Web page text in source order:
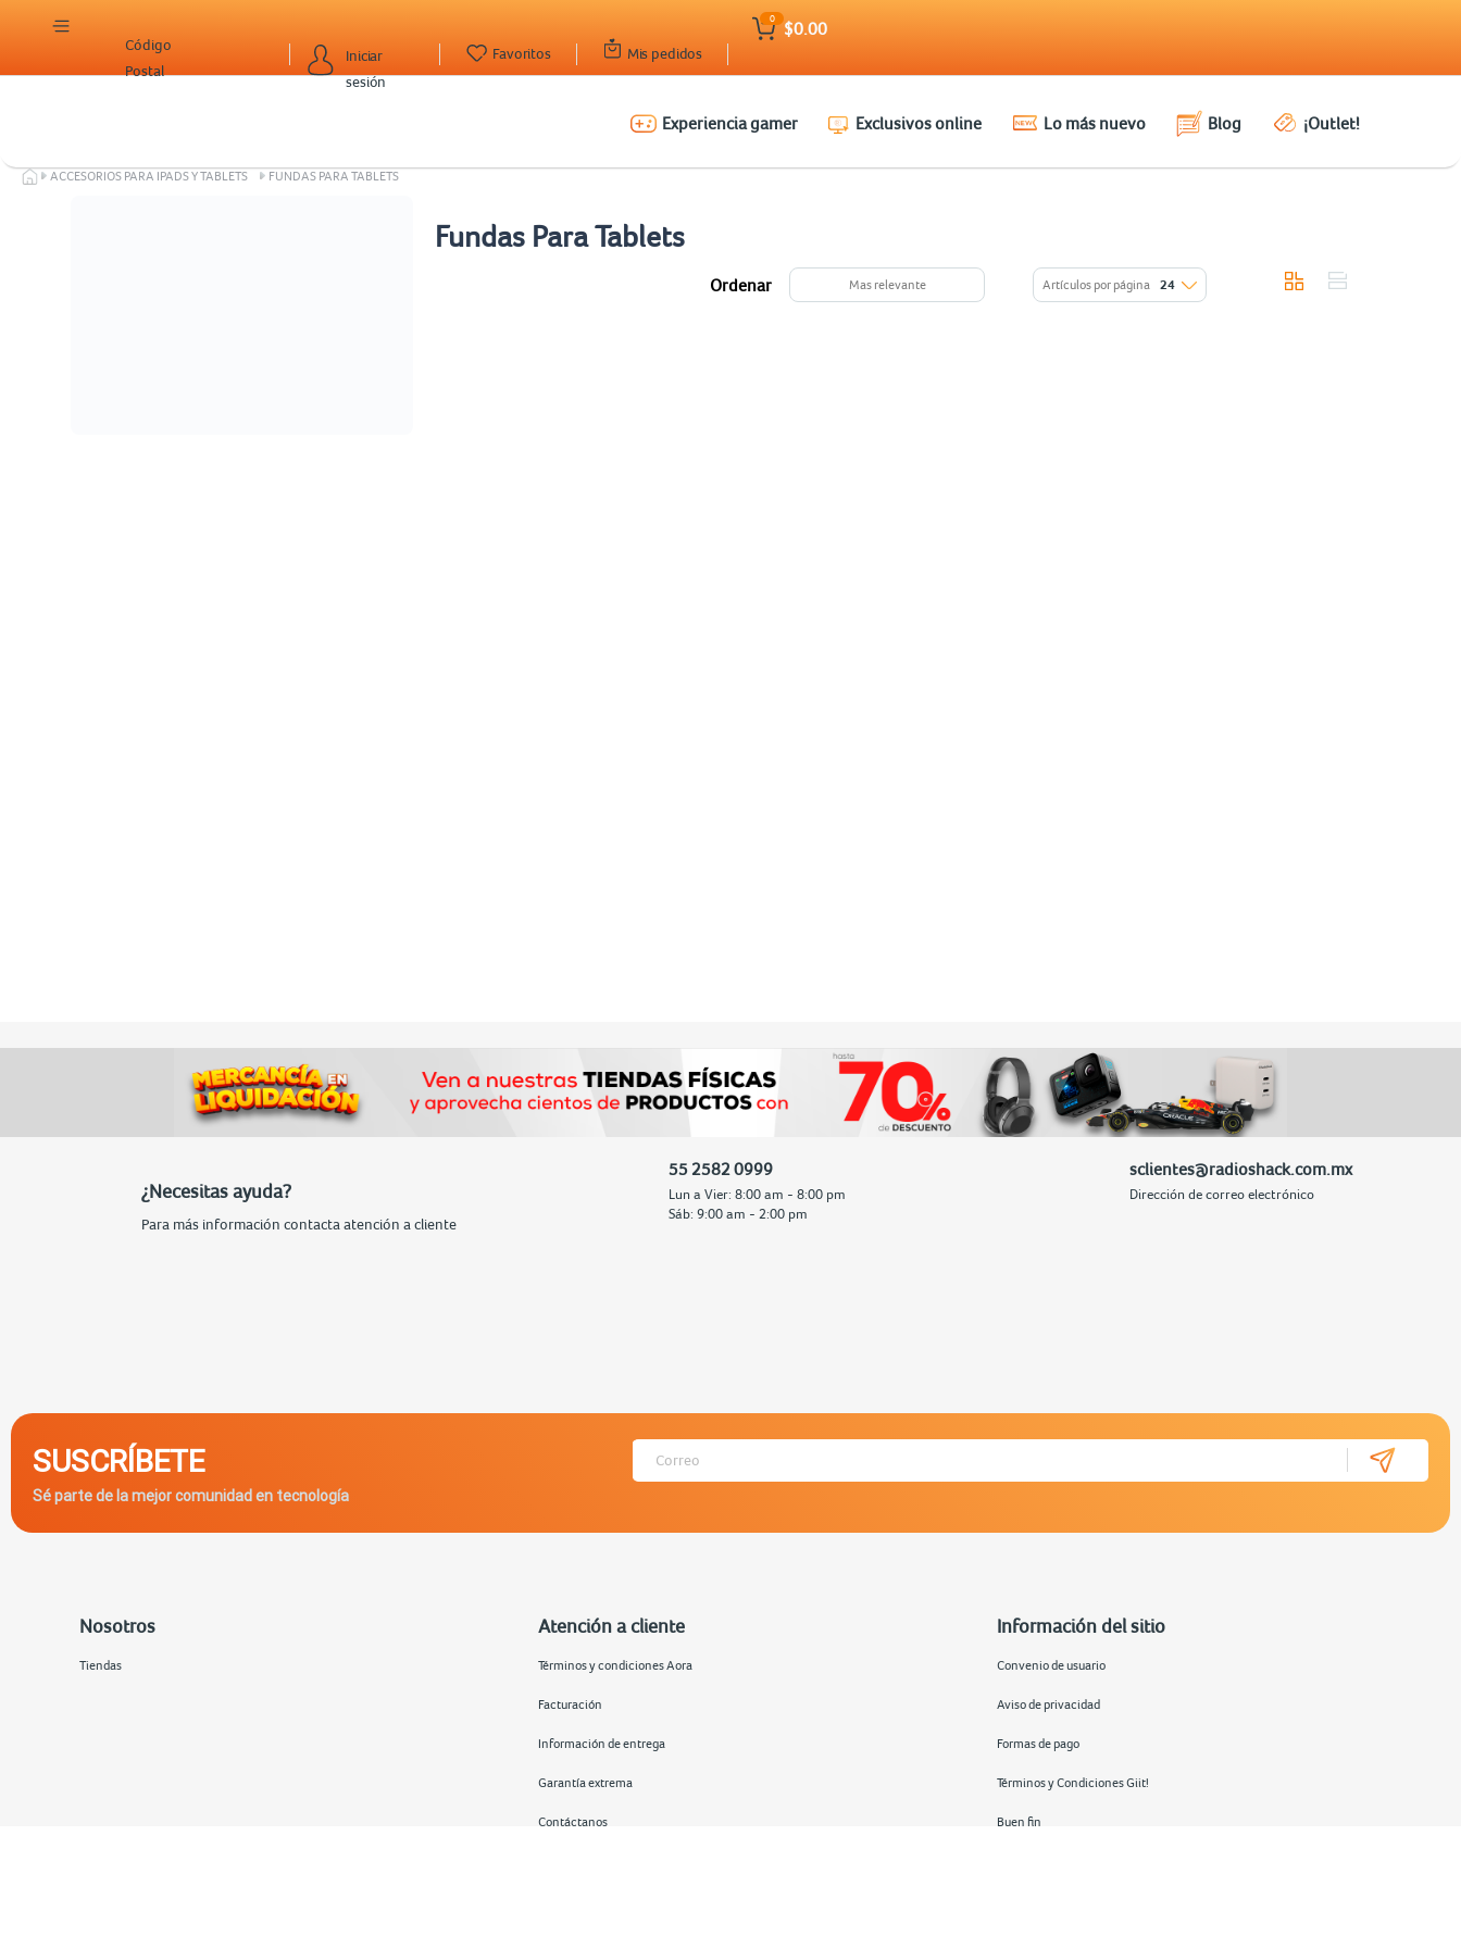
Iniciar
sesión
Código
Postal
Mis pedidos
Favoritos
0
$0.00
Experiencia gamer Exclusivos online Lo más nuevo Blog ¡Outlet!
ACCESORIOS PARA IPADS Y TABLETS FUNDAS PARA TABLETS
Fundas Para Tablets
Ordenar Mas relevante Artículos por página 24
¿Necesitas ayuda?
Para más información contacta atención a cliente
55 2582 0999
Lun a Vier: 8:00 am - 8:00 pm
Sáb: 9:00 am - 2:00 pm
sclientes@radioshack.com.mx
Dirección de correo electrónico
SUSCRÍBETE
Sé parte de la mejor comunidad en tecnología
Nosotros
Tiendas
Atención a cliente
Términos y condiciones Aora
Facturación
Información de entrega
Garantía extrema
Contáctanos
Información del sitio
Convenio de usuario
Aviso de privacidad
Formas de pago
Términos y Condiciones Giit!
Buen fin